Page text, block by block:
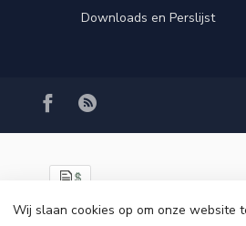
Downloads en Perslijst
© Copyright 2026 VRSPLUS
Wij slaan cookies op om onze website